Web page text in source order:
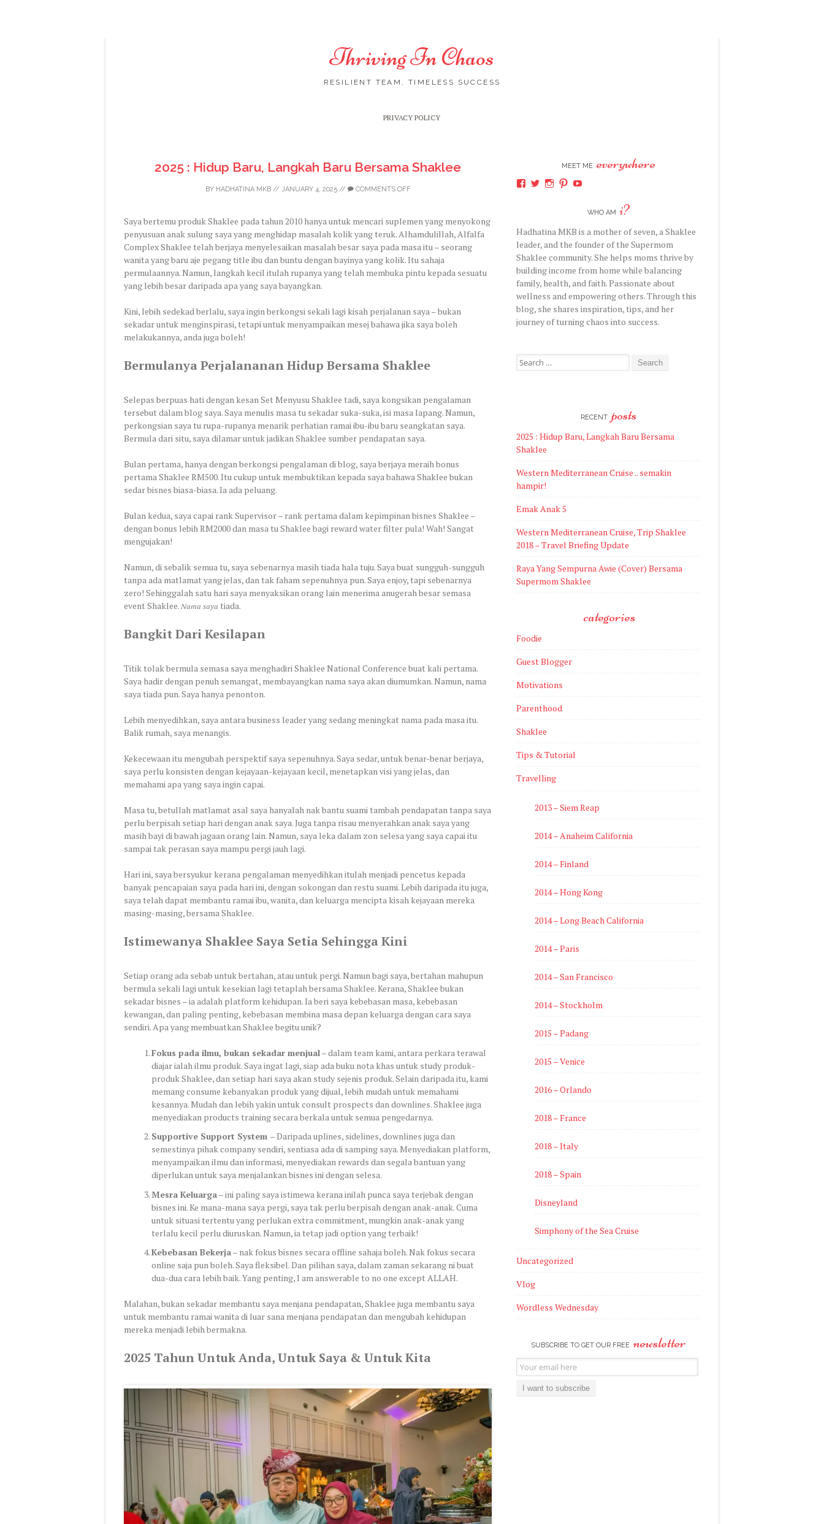
Thriving In Chaos
RESILIENT TEAM, TIMELESS SUCCESS
to
PRIVACY POLICY
2025 : Hidup Baru, Langkah Baru Bersama Shaklee
BY HADHATINA MKB// JANUARY 4, 2025// COMMENTS OFF
Saya bertemu produk Shaklee pada tahun 2010 hanya untuk mencari suplemen yang menyokong
penyusuan anak sulung saya yang menghidap masalah kolik yang teruk. Alhamdulillah, Alfalfa
Complex Shaklee telah berjaya menyelesaikan masalah besar saya pada masa itu – seorang
wanita yang baru aje pegang title ibu dan buntu dengan bayinya yang kolik. Itu sahaja
permulaannya. Namun, langkah kecil itulah rupanya yang telah membuka pintu kepada sesuatu
yang lebih besar daripada apa yang saya bayangkan.
Kini, lebih sedekad berlalu, saya ingin berkongsi sekali lagi kisah perjalanan saya – bukan
sekadar untuk menginspirasi, tetapi untuk menyampaikan mesej bahawa jika saya boleh
melakukannya, anda juga boleh!
Bermulanya Perjalananan Hidup Bersama Shaklee
Selepas berpuas hati dengan kesan Set Menyusu Shaklee tadi, saya kongsikan pengalaman
tersebut dalam blog saya. Saya menulis masa tu sekadar suka-suka, isi masa lapang. Namun,
perkongsian saya tu rupa-rupanya menarik perhatian ramai ibu-ibu baru seangkatan saya.
Bermula dari situ, saya dilamar untuk jadikan Shaklee sumber pendapatan saya.
Bulan pertama, hanya dengan berkongsi pengalaman di blog, saya berjaya meraih bonus
pertama Shaklee RM500. Itu cukup untuk membuktikan kepada saya bahawa Shaklee bukan
sedar bisnes biasa-biasa. Ia ada peluang.
Bulan kedua, saya capai rank Supervisor – rank pertama dalam kepimpinan bisnes Shaklee –
dengan bonus lebih RM2000 dan masa tu Shaklee bagi reward water filter pula! Wah! Sangat
mengujakan!
Namun, di sebalik semua tu, saya sebenarnya masih tiada hala tuju. Saya buat sungguh-sungguh
tanpa ada matlamat yang jelas, dan tak faham sepenuhnya pun. Saya enjoy, tapi sebenarnya
zero! Sehinggalah satu hari saya menyaksikan orang lain menerima anugerah besar semasa
event Shaklee.Nama saya tiada.
Bangkit Dari Kesilapan
Titik tolak bermula semasa saya menghadiri Shaklee National Conference buat kali pertama.
Saya hadir dengan penuh semangat, membayangkan nama saya akan diumumkan. Namun, nama
saya tiada pun. Saya hanya penonton.
Lebih menyedihkan, saya antara business leader yang sedang meningkat nama pada masa itu.
Balik rumah, saya menangis.
Kekecewaan itu mengubah perspektif saya sepenuhnya. Saya sedar, untuk benar-benar berjaya,
saya perlu konsisten dengan kejayaan-kejayaan kecil, menetapkan visi yang jelas, dan
memahami apa yang saya ingin capai.
Masa tu, betullah matlamat asal saya hanyalah nak bantu suami tambah pendapatan tanpa saya
perlu berpisah setiap hari dengan anak saya. Juga tanpa risau menyerahkan anak saya yang
masih bayi di bawah jagaan orang lain. Namun, saya leka dalam zon selesa yang saya capai itu
sampai tak perasan saya mampu pergi jauh lagi.
Hari ini, saya bersyukur kerana pengalaman menyedihkan itulah menjadi pencetus kepada
banyak pencapaian saya pada hari ini, dengan sokongan dan restu suami. Lebih daripada itu juga,
saya telah dapat membantu ramai ibu, wanita, dan keluarga mencipta kisah kejayaan mereka
masing-masing, bersama Shaklee.
Istimewanya Shaklee Saya Setia Sehingga Kini
Setiap orang ada sebab untuk bertahan, atau untuk pergi. Namun bagi saya, bertahan mahupun
bermula sekali lagi untuk kesekian lagi tetaplah bersama Shaklee. Kerana, Shaklee bukan
sekadar bisnes – ia adalah platform kehidupan. Ia beri saya kebebasan masa, kebebasan
kewangan, dan paling penting, kebebasan membina masa depan keluarga dengan cara saya
sendiri. Apa yang membuatkan Shaklee begitu unik?
Fokus pada ilmu, bukan sekadar menjual– dalam team kami, antara perkara terawal
diajar ialah ilmu produk. Saya ingat lagi, siap ada buku nota khas untuk study produk-
produk Shaklee, dan setiap hari saya akan study sejenis produk. Selain daripada itu, kami
memang consume kebanyakan produk yang dijual, lebih mudah untuk memahami
kesannya. Mudah dan lebih yakin untuk consult prospects dan downlines. Shaklee juga
menyediakan products training secara berkala untuk semua pengedarnya.
Supportive Support System – Daripada uplines, sidelines, downlines juga dan
semestinya pihak company sendiri, sentiasa ada di samping saya. Menyediakan platform,
menyampaikan ilmu dan informasi, menyediakan rewards dan segala bantuan yang
diperlukan untuk saya menjalankan bisnes ini dengan selesa.
Mesra Keluarga– ini paling saya istimewa kerana inilah punca saya terjebak dengan
bisnes ini. Ke mana-mana saya pergi, saya tak perlu berpisah dengan anak-anak. Cuma
untuk situasi tertentu yang perlukan extra commitment, mungkin anak-anak yang
terlalu kecil perlu diuruskan. Namun, ia tetap jadi option yang terbaik!
Kebebasan Bekerja– nak fokus bisnes secara offline sahaja boleh. Nak fokus secara
online saja pun boleh. Saya fleksibel. Dan pilihan saya, dalam zaman sekarang ni buat
dua-dua cara lebih baik. Yang penting, I am answerable to no one except ALLAH.
Malahan, bukan sekadar membantu saya menjana pendapatan, Shaklee juga membantu saya
untuk membantu ramai wanita di luar sana menjana pendapatan dan mengubah kehidupan
mereka menjadi lebih bermakna.
2025 Tahun Untuk Anda, Untuk Saya & Untuk Kita
MEET ME everywhere
ViewViewViewView
on
WHO AM i?
Hadhatina MKB is a mother of seven, a Shaklee
leader, and the founder of the Supermom
Shaklee community. She helps moms thrive by
building income from home while balancing
family, health, and faith. Passionate about
wellness and empowering others. Through this
blog, she shares inspiration, tips, and her
journey of turning chaos into success.
Search
for:
RECENT posts
2025 : Hidup Baru, Langkah Baru Bersama
Shaklee
Western Mediterranean Cruise .. semakin
hampir!
Emak Anak 5
Western Mediterranean Cruise, Trip Shaklee
2018 – Travel Briefing Update
Raya Yang Sempurna Awie (Cover) Bersama
Supermom Shaklee
categories
Foodie
Guest Blogger
Motivations
Parenthood
Shaklee
Tips & Tutorial
Travelling
2013 – Siem Reap
2014 – Anaheim California
2014 – Finland
2014 – Hong Kong
2014 – Long Beach California
2014 – Paris
2014 – San Francisco
2014 – Stockholm
2015 – Padang
2015 – Venice
2016 – Orlando
2018 – France
2018 – Italy
2018 – Spain
Disneyland
Simphony of the Sea Cruise
Uncategorized
Vlog
Wordless Wednesday
SUBSCRIBE TO GET OUR FREE newsletter
Email
Subscription
I want to subscribe